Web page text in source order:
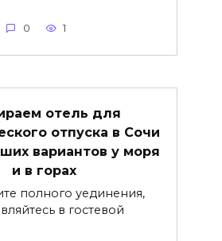
0 1
отель для
отпуска в Сочи
вариантов у моря
и в горах
полного уединения,
в гостевой